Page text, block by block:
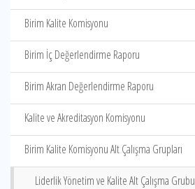
Birim Kalite Komisyonu
Birim İç Değerlendirme Raporu
Birim Akran Değerlendirme Raporu
Kalite ve Akreditasyon Komisyonu
Birim Kalite Komisyonu Alt Çalışma Grupları
Liderlik Yönetim ve Kalite Alt Çalışma Grubu